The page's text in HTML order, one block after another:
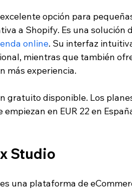
opción para
a Shopify. Es una solución
online. Su interfaz
mientras que también
más experiencia.
gratuito disponible. Los
empiezan en EUR 22 en
Studio
es una plataforma de